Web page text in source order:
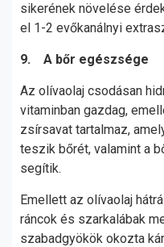
sikerének növelése
el 1-2 evőkanálnyi
9. A bőr egészsége
Az olívaolaj csodásan
vitaminban gazdag,
zsírsavat tartalmaz,
teszik bőrét, valamint a
segítik.
Emellett az olívaolaj
ráncok és szarkalábak
szabadgyökök okozta